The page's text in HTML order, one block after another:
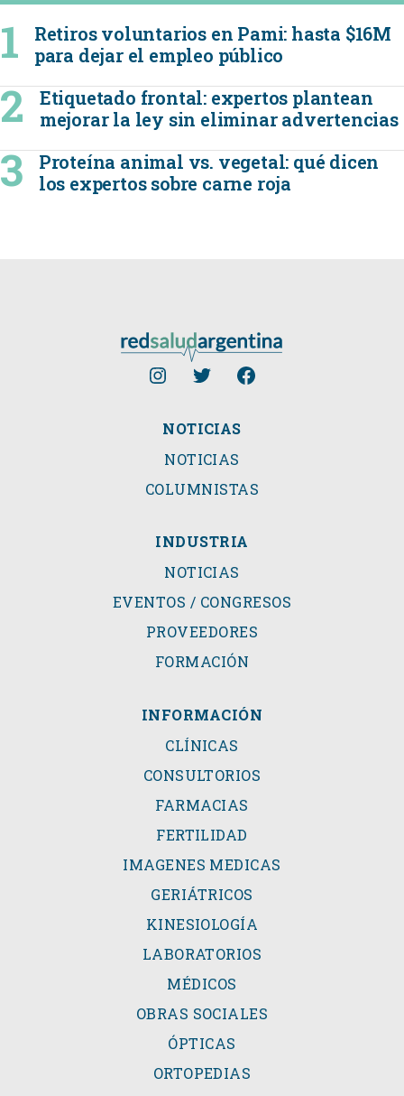
Retiros voluntarios en Pami: hasta $16M
para dejar el empleo público
Etiquetado frontal: expertos plantean
mejorar la ley sin eliminar advertencias
Proteína animal vs. vegetal: qué dicen
los expertos sobre carne roja
NOTICIAS
NOTICIAS
COLUMNISTAS
INDUSTRIA
NOTICIAS
EVENTOS / CONGRESOS
PROVEEDORES
FORMACIÓN
INFORMACIÓN
CLÍNICAS
CONSULTORIOS
FARMACIAS
FERTILIDAD
IMAGENES MEDICAS
GERIÁTRICOS
KINESIOLOGÍA
LABORATORIOS
MÉDICOS
OBRAS SOCIALES
ÓPTICAS
ORTOPEDIAS